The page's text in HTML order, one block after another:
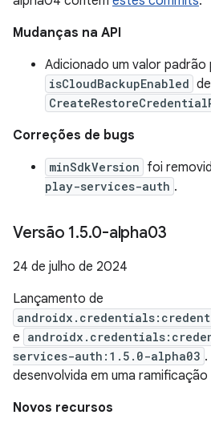
Mudanças na API
Adicionado um valor
isCloudBackupEnabled de
Correções de bugs
minSdkVersion foi
play-services-auth .
Versão 1.5.0-alpha03
24 de julho de 2024
Lançamento de
e
services-auth:1.5.0-alpha03
desenvolvida em uma ramificação
Novos recursos